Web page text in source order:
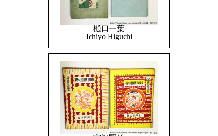
樋口一葉
Ichiyo Higuchi